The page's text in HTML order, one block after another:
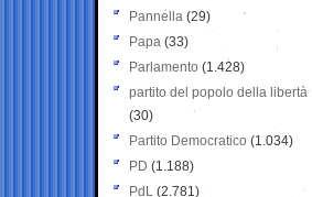
Pannella (29)
Papa (33)
Parlamento (1.428)
partito del popolo della libertà
(30)
Partito Democratico (1.034)
PD (1.188)
PdL (2.781)